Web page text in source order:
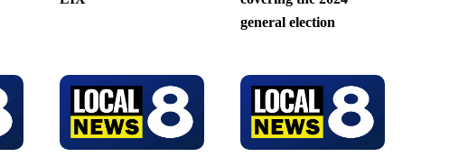
general election